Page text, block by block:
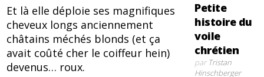
Et là elle déploie ses magnifiques
cheveux longs anciennement
châtains méchés blonds (et ça
avait coûté cher le coiffeur hein)
devenus… roux.
Petite
histoire du
voile
chrétien
parTristan
Hinschberger